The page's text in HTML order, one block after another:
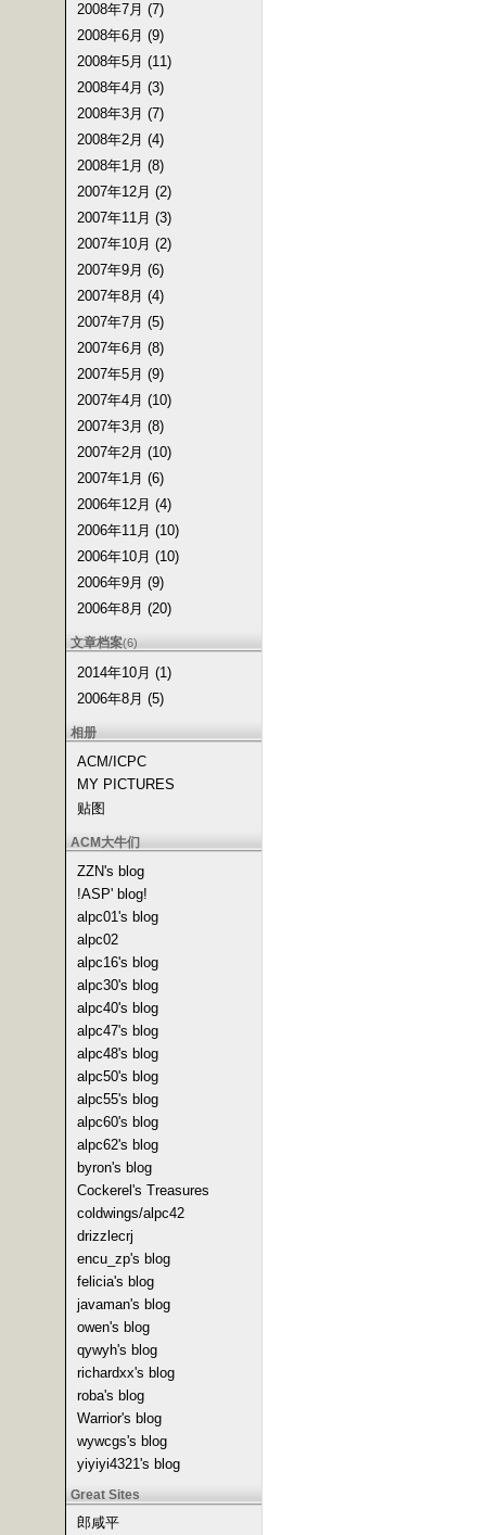
2008年7月 (7)
2008年6月 (9)
2008年5月 (11)
2008年4月 (3)
2008年3月 (7)
2008年2月 (4)
2008年1月 (8)
2007年12月 (2)
2007年11月 (3)
2007年10月 (2)
2007年9月 (6)
2007年8月 (4)
2007年7月 (5)
2007年6月 (8)
2007年5月 (9)
2007年4月 (10)
2007年3月 (8)
2007年2月 (10)
2007年1月 (6)
2006年12月 (4)
2006年11月 (10)
2006年10月 (10)
2006年9月 (9)
2006年8月 (20)
文章档案(6)
2014年10月 (1)
2006年8月 (5)
相册
ACM/ICPC
MY PICTURES
贴图
ACM大牛们
ZZN's blog
!ASP' blog!
alpc01's blog
alpc02
alpc16's blog
alpc30's blog
alpc40's blog
alpc47's blog
alpc48's blog
alpc50's blog
alpc55's blog
alpc60's blog
alpc62's blog
byron's blog
Cockerel's Treasures
coldwings/alpc42
drizzlecrj
encu_zp's blog
felicia's blog
javaman's blog
owen's blog
qywyh's blog
richardxx's blog
roba's blog
Warrior's blog
wywcgs's blog
yiyiyi4321's blog
Great Sites
郎咸平